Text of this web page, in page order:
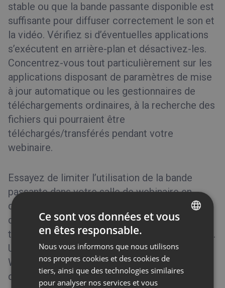
stable ou que la bande passante disponible est
suffisante pour diffuser correctement le son et
la vidéo. Vérifiez si d’éventuelles applications
s’exécutent en arrière-plan et désactivez-les.
Concentrez-vous tout particulièrement sur les
applications disposant de paramètres de mise
à jour automatique ou les gestionnaires de
téléchargements ordinaires, à la recherche des
fichiers qui pourraient être
téléchargés/transférés pendant votre
webinaire.
Essayez de limiter l’utilisation de la bande
passante dans votre salle de webinaire en
désactivant l’application de partage d’écran ou
des caméras d’utilisateur inactives (à la place,
transférez une photo ou paramétrez un avatar).
Utilisez une connexion Ethernet, plutôt que le
Wi-Fi, et utilisez un réseau privé à chaque fois
que possible.
FRENCH
Ce sont vos données et vous
en êtes responsable.
Nous vous informons que nous utilisons
nos propres cookies et des cookies de
tiers, ainsi que des technologies similaires
pour analyser nos services et vous